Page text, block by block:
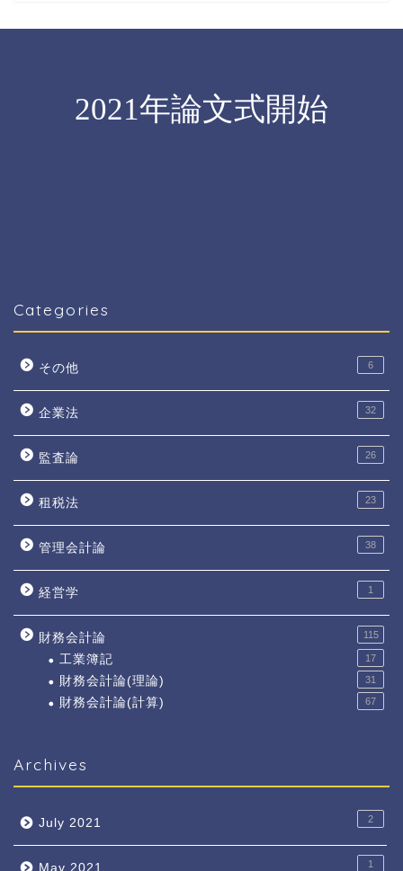
Categories
その他 6
企業法 32
監査論 26
租税法 23
管理会計論 38
経営学 1
財務会計論 115
工業簿記 17
財務会計論(理論) 31
財務会計論(計算) 67
Archives
July 2021 2
May 2021 1